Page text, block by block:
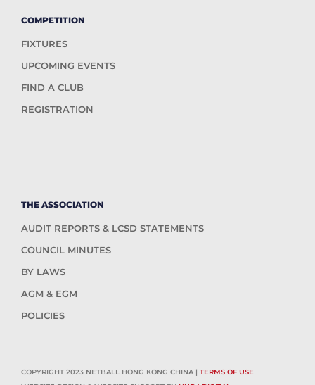
COMPETITION
FIXTURES
UPCOMING EVENTS
FIND A CLUB
REGISTRATION
THE ASSOCIATION
AUDIT REPORTS & LCSD STATEMENTS
COUNCIL MINUTES
BY LAWS
AGM & EGM
POLICIES
COPYRIGHT 2023 NETBALL HONG KONG CHINA | TERMS OF USE